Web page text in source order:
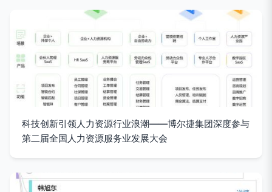
科技创新引领人力资源行业浪潮——博尔捷集团深度参与
第二届全国人力资源服务业发展大会